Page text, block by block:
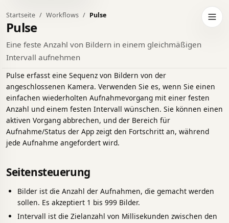
Sie zum dunklen Design
Startseite Workflows Pulse
Pulse
Eine feste Anzahl von Bildern in einem gleichmäßigen
Intervall aufnehmen
Pulse erfasst eine Sequenz von Bildern von der
angeschlossenen Kamera. Verwenden Sie es, wenn Sie einen
einfachen wiederholten Aufnahmevorgang mit einer festen
Anzahl und einem festen Intervall wünschen. Sie können einen
aktiven Vorgang abbrechen, und der Bereich für
Aufnahme/Status der App zeigt den Fortschritt an, während
jede Aufnahme angefordert wird.
Seitensteuerung
Bilder ist die Anzahl der Aufnahmen, die gemacht werden
sollen. Es akzeptiert 1 bis 999 Bilder.
Intervall ist die Zielanzahl von Millisekunden zwischen den